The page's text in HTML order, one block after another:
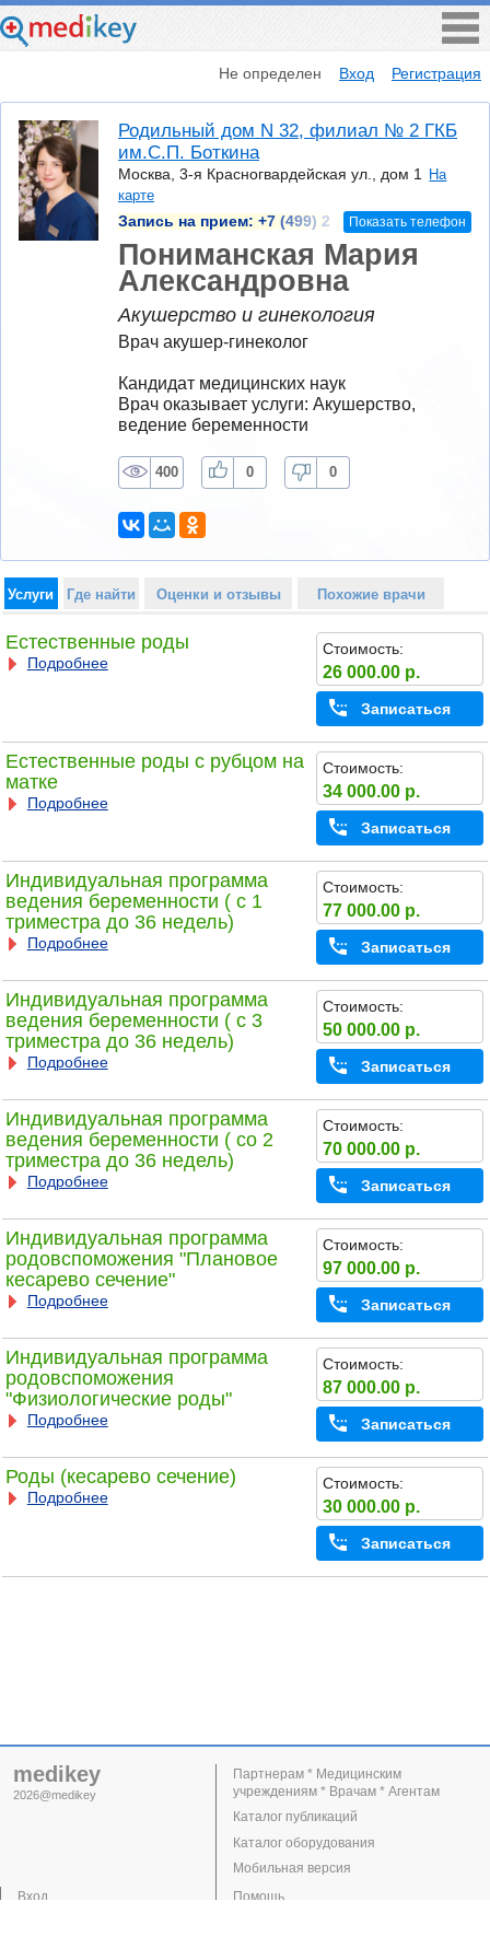
Не определен Вход Регистрация
Родильный дом N 32, филиал № 2 ГКБ
им.С.П. Боткина
Москва, 3-я Красногвардейская ул., дом 1
На
карте
Запись на прием: +7 (499) 2 Показать телефон
Пониманская Мария
Александровна
Акушерство и гинекология
Врач акушер-гинеколог
Кандидат медицинских наук
Врач оказывает услуги: Акушерство,
ведение беременности
400 0 0
Услуги Где найти Оценки и отзывы Похожие врачи
Естественные роды
Подробнее
Стоимость:
26 000.00 р.
Записаться
Естественные роды с рубцом на
матке
Подробнее
Стоимость:
34 000.00 р.
Записаться
Индивидуальная программа
ведения беременности ( с 1
триместра до 36 недель)
Подробнее
Стоимость:
77 000.00 р.
Записаться
Индивидуальная программа
ведения беременности ( с 3
триместра до 36 недель)
Подробнее
Стоимость:
50 000.00 р.
Записаться
Индивидуальная программа
ведения беременности ( со 2
триместра до 36 недель)
Подробнее
Стоимость:
70 000.00 р.
Записаться
Индивидуальная программа
родовспоможения "Плановое
кесарево сечение"
Подробнее
Стоимость:
97 000.00 р.
Записаться
Индивидуальная программа
родовспоможения
"Физиологические роды"
Подробнее
Стоимость:
87 000.00 р.
Записаться
Роды (кесарево сечение)
Подробнее
Стоимость:
30 000.00 р.
Записаться
medikey
2026@medikey
Вход
Партнерам * Медицинским
учреждениям * Врачам * Агентам
Каталог публикаций
Каталог оборудования
Мобильная версия
Помощь